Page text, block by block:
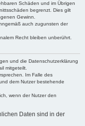
Schäden und im Übrigen
begrenzt. Dies gilt
Gewinn.
auch zugunsten der
Recht bleiben unberührt.
und die Datenschutzerklärung
mitgeteilt.
Im Falle des
dem Nutzer bestehende
wenn der Nutzer den
Daten sind in der